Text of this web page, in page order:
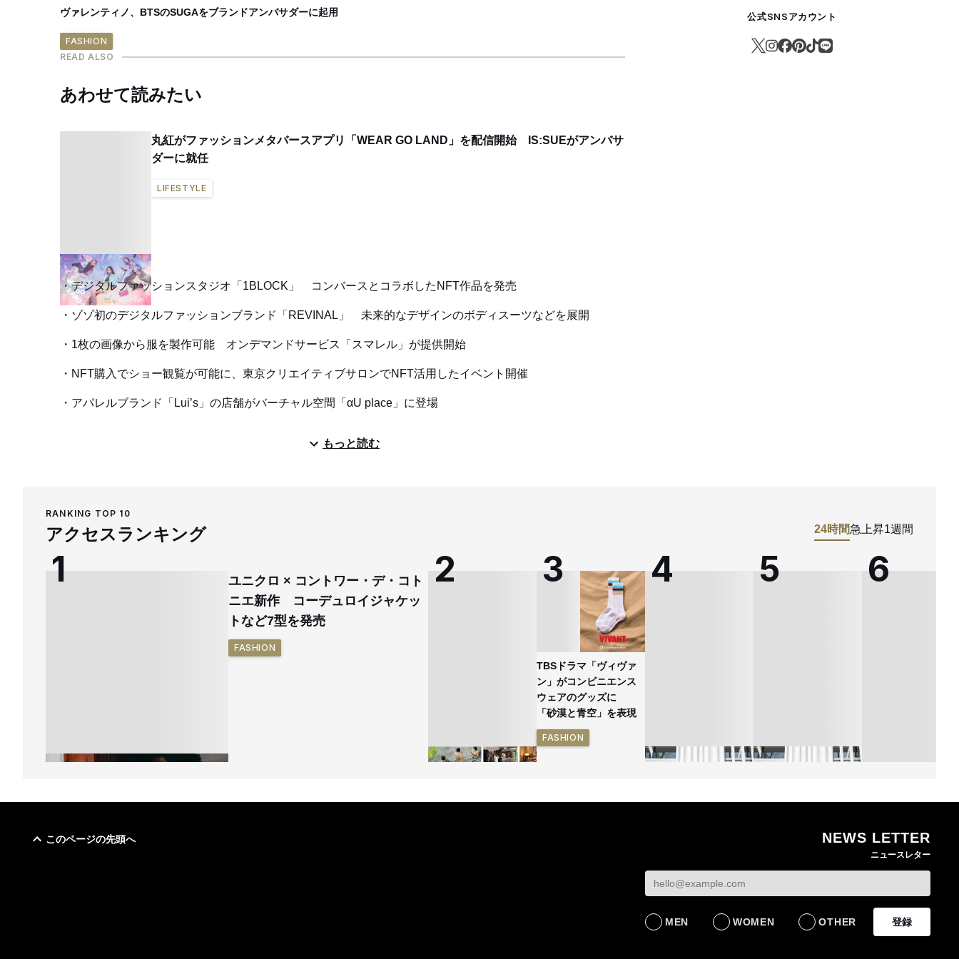
ヴァレンティノ、BTSのSUGAをブランドアンバサダーに起用
FASHION
READ ALSO
あわせて読みたい
丸紅がファッションメタバースアプリ「WEAR GO LAND」を配信開始 IS:SUEがアンバサ
ダーに就任
LIFESTYLE
デジタルファッションスタジオ「1BLOCK」 コンバースとコラボしたNFT作品を発売
ゾゾ初のデジタルファッションブランド「REVINAL」 未来的なデザインのボディスーツなどを展開
1枚の画像から服を製作可能 オンデマンドサービス「スマレル」が提供開始
NFT購入でショー観覧が可能に、東京クリエイティブサロンでNFT活用したイベント開催
アパレルブランド「Lui’s」の店舗がバーチャル空間「αU place」に登場
もっと読む
公式SNSアカウント
RANKING TOP 10
アクセスランキング 24時間急上昇1週間
ユニクロ × コントワー・デ・コト
ニエ新作 コーデュロイジャケッ
トなど7型を発売
FASHION
TBSドラマ「ヴィヴァ
ン」がコンビニエンス
ウェアのグッズに
「砂漠と青空」を表現
FASHION
HD 被災経緯を書面で
発表
BUSINESS
オンワードHDが緊急時
に貴重品の常時携行を
BUSINESS
【トップに聞く
オンワードHD保元道
るための企業戦略
このページの先頭へ NEWS LETTER
ニュースレター
MEN WOMEN OTHER 登録